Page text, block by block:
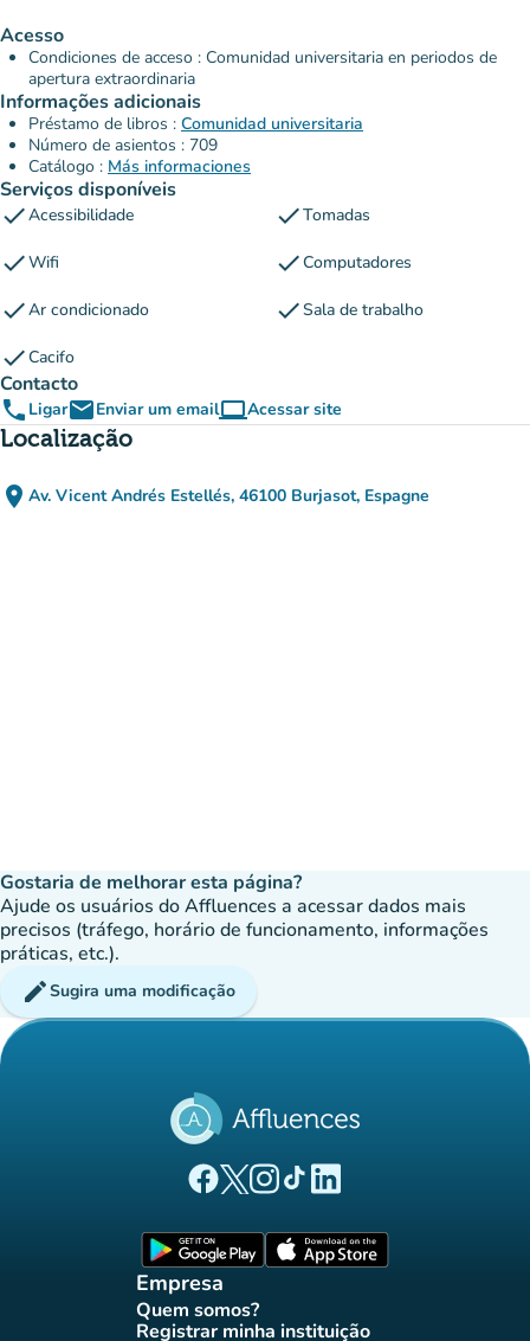
Acesso
Condiciones de acceso : Comunidad universitaria en periodos de
apertura extraordinaria
Informações adicionais
Préstamo de libros : Comunidad universitaria
Número de asientos : 709
Catálogo : Más informaciones
Serviços disponíveis
checkAcessibilidade checkTomadas
checkWifi checkComputadores
checkAr condicionado checkSala de trabalho
checkCacifo
Contacto
phone LigaremailEnviar um emailcomputerAcessar site
(novo separador)
Localização
place Av. Vicent Andrés Estellés, 46100 Burjasot, Espagne
(abrir no Google Maps)
(novo separador)
Gostaria de melhorar esta página?
Ajude os usuários do Affluences a acessar dados mais
precisos (tráfego, horário de funcionamento, informações
práticas, etc.).
editSugira uma modificação
(novo separador)
(novo separador)
(novo separador)
(novo separador)
(novo separador)
Empresa
Quem somos?(novo separador)
Registrar minha instituição